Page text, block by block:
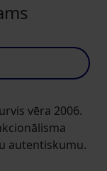
vēra 2006.
autentiskumu.